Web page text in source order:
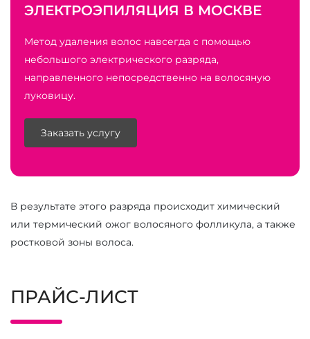
ЭЛЕКТРОЭПИЛЯЦИЯ В МОСКВЕ
Метод удаления волос навсегда с помощью
небольшого электрического разряда,
направленного непосредственно на волосяную
луковицу.
Заказать услугу
В результате этого разряда происходит химический
или термический ожог волосяного фолликула, а также
ростковой зоны волоса.
ПРАЙС-ЛИСТ